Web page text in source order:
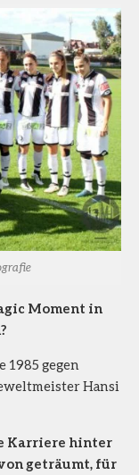
Moment in
1985 gegen
Hansi
Karriere hinter
geträumt, für